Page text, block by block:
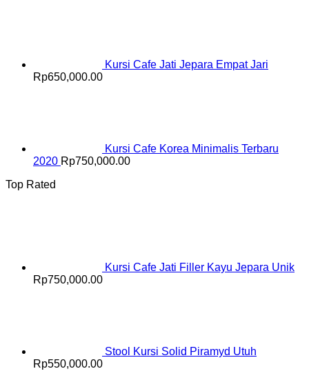
Kursi Cafe Jati Jepara Empat Jari
Rp650,000.00
Kursi Cafe Korea Minimalis Terbaru
2020 Rp750,000.00
Top Rated
Kursi Cafe Jati Filler Kayu Jepara Unik
Rp750,000.00
Stool Kursi Solid Piramyd Utuh
Rp550,000.00